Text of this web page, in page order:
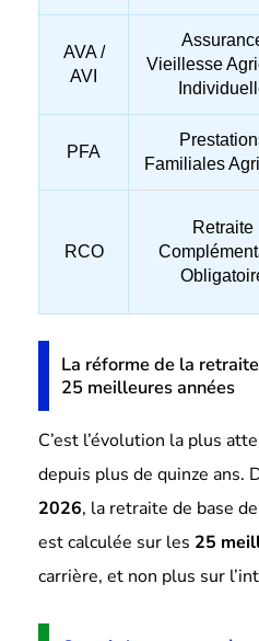
AVA /
AVI
Vieillesse
PFA
Familiales
RCO
Retraite
La réforme de la
25 meilleures années
C’est l’évolution la plus
depuis plus de quinze ans.
2026, la retraite de base
est calculée sur les 25
carrière, et non plus sur